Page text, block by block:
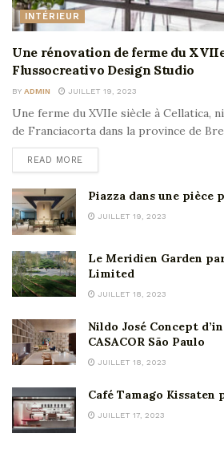
INTÉRIEUR
Une rénovation de ferme du
Flussocreativo Design Studio
BY ADMIN JUILLET 19, 2023
Une ferme du XVIIe siècle à Cellatica,
de Franciacorta dans la province de
READ MORE
Piazza dans une pièce
JUILLET 19, 2023
Le Meridien Garden
Limited
JUILLET 18, 2023
Nildo José Concept
CASACOR São Paulo
JUILLET 18, 2023
Café Tamago Kissaten
JUILLET 17, 2023